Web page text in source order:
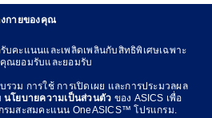
งกายของคุณ
บคะแนนและเพลิดเพลินกับสิทธิพิเศษเฉพาะ
ณยอมรับและยอมรับ
รวม การใช้ การเปิดเผย และการประมวลผล
นโยบายความเป็นส่วนตัว ของ ASICS เพื่อ
รมสะสมคะแนน OneASICS™ โปรแกรม.